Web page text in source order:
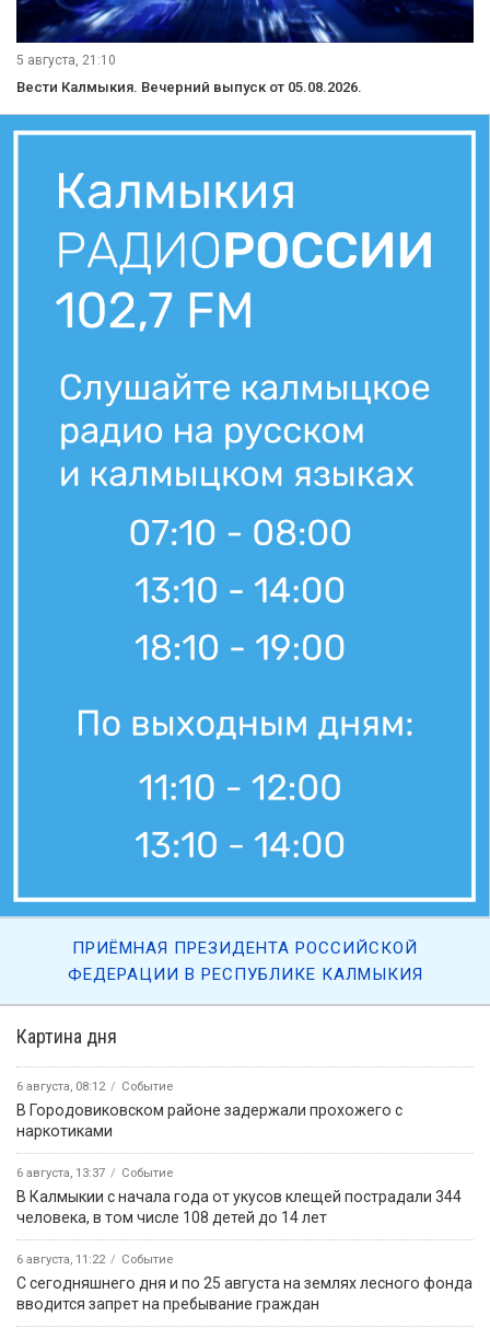
Картина дня
6 августа, 08:12 Событие
В Городовиковском районе задержали прохожего с
наркотиками
6 августа, 13:37 Событие
В Калмыкии с начала года от укусов клещей пострадали 344
человека, в том числе 108 детей до 14 лет
6 августа, 11:22 Событие
С сегодняшнего дня и по 25 августа на землях лесного фонда
вводится запрет на пребывание граждан
5 августа, 21:10
Вести Калмыкия. Вечерний выпуск от 05.08.2026.
ПРИЁМНАЯ ПРЕЗИДЕНТА РОССИЙСКОЙ
ФЕДЕРАЦИИ В РЕСПУБЛИКЕ КАЛМЫКИЯ